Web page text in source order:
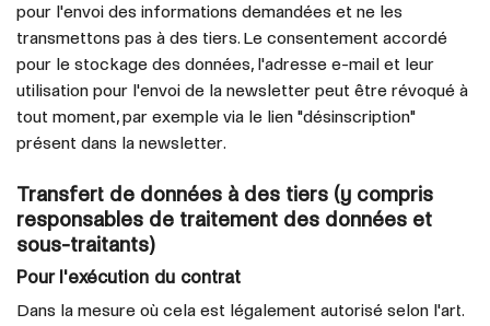
pour l'envoi des informations demandées et ne les
transmettons pas à des tiers. Le consentement accordé
pour le stockage des données, l'adresse e-mail et leur
utilisation pour l'envoi de la newsletter peut être révoqué à
tout moment, par exemple via le lien "désinscription"
présent dans la newsletter.
Transfert de données à des tiers (y compris
responsables de traitement des données et
sous-traitants)
Pour l'exécution du contrat
Dans la mesure où cela est légalement autorisé selon l'art.